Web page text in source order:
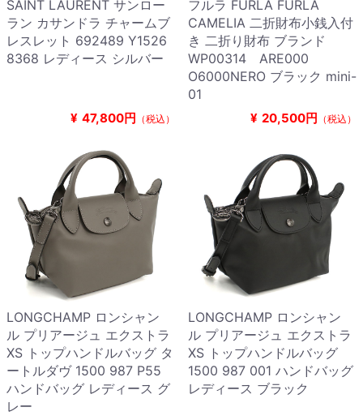
SAINT LAURENT サンロー
ラン カサンドラ チャームブ
レスレット 692489 Y1526
8368 レディース シルバー
¥ 47,800円 （税込）
フルラ FURLA FURLA
CAMELIA 二折財布小銭入付
き 二折り財布 ブランド
WP00314 ARE000
O6000NERO ブラック mini-
01
¥ 20,500円 （税込）
LONGCHAMP ロンシャン
ル プリアージュ エクストラ
XS トップハンドルバッグ タ
ートルダヴ 1500 987 P55
ハンドバッグ レディース グ
レー
LONGCHAMP ロンシャン
ル プリアージュ エクストラ
XS トップハンドルバッグ
1500 987 001 ハンドバッグ
レディース ブラック